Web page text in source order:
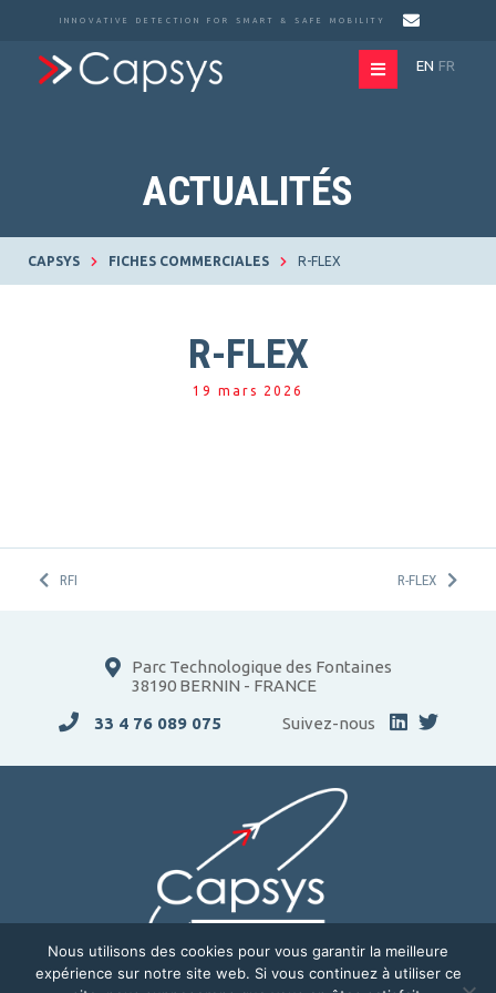
INNOVATIVE DETECTION FOR SMART & SAFE MOBILITY
EN FR
ACTUALITÉS
CAPSYS FICHES COMMERCIALES R-FLEX
R-FLEX
19 mars 2026
RFI R-FLEX
Parc Technologique des Fontaines
38190 BERNIN - FRANCE
33 4 76 089 075
Suivez-nous
ENTREPRISE
SOLUTIONS
Nous utilisons des cookies pour vous garantir la meilleure
expérience sur notre site web. Si vous continuez à utiliser ce